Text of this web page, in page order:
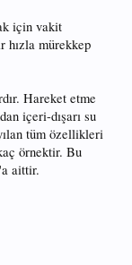
için vakit
hızla mürekkep
Hareket etme
içeri-dışarı su
tüm özellikleri
örnektir. Bu
aittir.